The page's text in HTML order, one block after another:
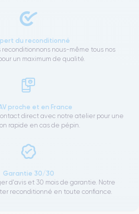
du reconditionné
reconditionnons nous-même tous nos
un maximum de qualité.
proche et en France
direct avec notre atelier pour une
rapide en cas de pépin.
Garantie 30/30
d'avis et 30 mois de garantie. Notre
reconditionné en toute confiance.